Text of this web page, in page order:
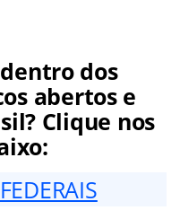
dos
abertos e
Clique nos